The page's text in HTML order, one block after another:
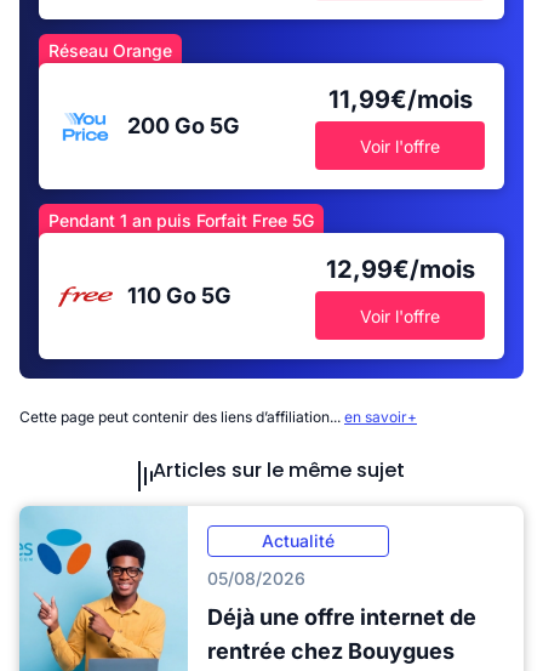
Réseau Orange
200 Go 5G
11,99€/mois
Voir l'offre
Pendant 1 an puis Forfait Free 5G
110 Go 5G
12,99€/mois
Voir l'offre
Cette page peut contenir des liens d’affiliation... en savoir+
Articles sur le même sujet
Actualité
05/08/2026
Déjà une offre internet de
rentrée chez Bouygues